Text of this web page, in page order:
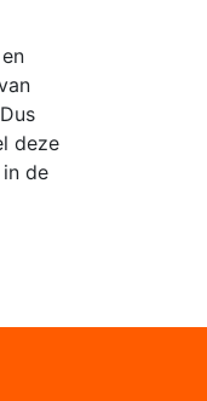
deze
de